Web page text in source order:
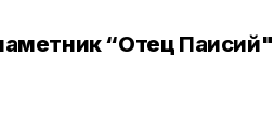
“Отец Паисий"